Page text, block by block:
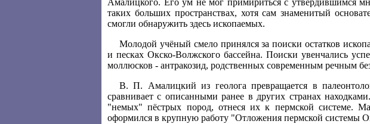
Амалицкого. Его ум не мог примириться с утвердившимся
таких больших пространствах, хотя сам знаменитый
смогли обнаружить здесь ископаемых.
Молодой учёный смело принялся за поиски остатков
и песках Окско-Волжского бассейна. Поиски увенчались
моллюсков - антракозид, родственных современным речным
В. П. Амалицкий из геолога превращается в
сравнивает с описанными ранее в других странах
"немых" пёстрых пород, отнеся их к пермской системе.
оформился в крупную работу "Отложения пермской системы